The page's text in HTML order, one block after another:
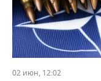
02 июн, 12:02